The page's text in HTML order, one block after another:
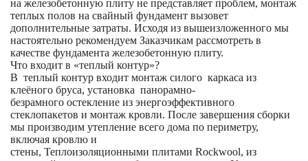
на железобетонную плиту не представляет проблем, монтаж
теплых полов на свайный фундамент вызовет
дополнительные затраты. Исходя из вышеизложенного мы
настоятельно рекомендуем Заказчикам рассмотреть в
качестве фундамента железобетонную плиту.
Что входит в «теплый контур»?
В теплый контур входит монтаж силого каркаса из
клеёного бруса, установка панорамно-
безрамного остекление из энергоэффективного
стеклопакетов и монтаж кровли. После завершения сборки
мы производим утепление всего дома по периметру,
включая кровлю и
стены, Теплоизоляционными плитами Rockwool, из